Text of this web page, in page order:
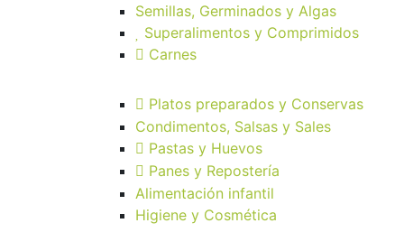
Semillas, Germinados y Algas
Superalimentos y Comprimidos
Carnes
Platos preparados y Conservas
Condimentos, Salsas y Sales
Pastas y Huevos
Panes y Repostería
Alimentación infantil
Higiene y Cosmética